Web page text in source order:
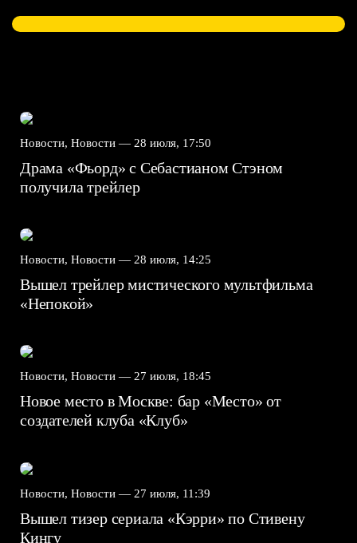
Новости, Новости — 28 июля, 17:50
Драма «Фьорд» с Себастианом Стэном
получила трейлер
Новости, Новости — 28 июля, 14:25
Вышел трейлер мистического мультфильма
«Непокой»
Новости, Новости — 27 июля, 18:45
Новое место в Москве: бар «Место» от
создателей клуба «Клуб»
Новости, Новости — 27 июля, 11:39
Вышел тизер сериала «Кэрри» по Стивену
Кингу